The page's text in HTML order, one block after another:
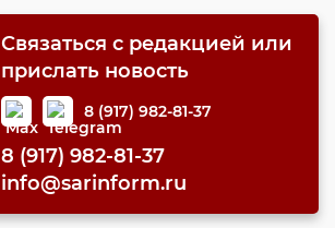
Связаться с редакцией или
прислать новость
8 (917) 982-81-37
8 (917) 982-81-37
info@sarinform.ru